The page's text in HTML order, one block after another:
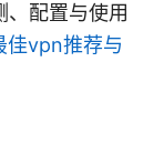
配置与使用
佳vpn推荐与